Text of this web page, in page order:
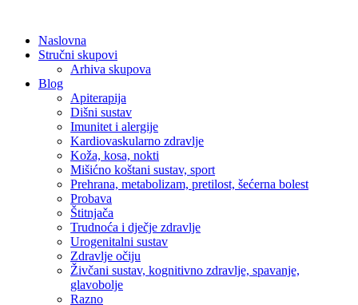
contentNaslovna
Stručni skupovi
Arhiva skupova
Blog
Apiterapija
Dišni sustav
Imunitet i alergije
Kardiovaskularno zdravlje
Koža, kosa, nokti
Mišićno koštani sustav, sport
Prehrana, metabolizam, pretilost, šećerna bolest
Probava
Štitnjača
Trudnoća i dječje zdravlje
Urogenitalni sustav
Zdravlje očiju
Živčani sustav, kognitivno zdravlje, spavanje,
glavobolje
Razno